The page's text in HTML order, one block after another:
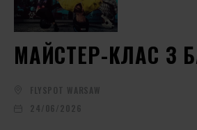
МАЙСТЕР-КЛАС З
FLYSPOT WARSAW
24/06/2026